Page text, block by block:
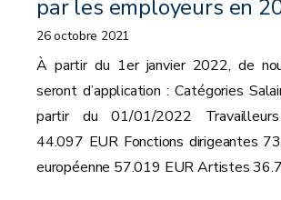
par les employeurs en
26 octobre 2021
À partir du 1er janvier 2022, de
seront d’application : Catégories
partir du 01/01/2022
44.097 EUR Fonctions dirigeantes
européenne 57.019 EUR Artistes